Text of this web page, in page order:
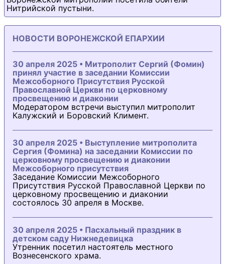
Нитрийской пустыни.
НОВОСТИ ВОРОНЕЖСКОЙ ЕПАРХИИ
30 апреля 2025 • Митрополит Сергий (Фомин)
принял участие в заседании Комиссии
Межсоборного Присутствия Русской
Православной Церкви по церковному
просвещению и диаконии
Модератором встречи выступил митрополит
Калужский и Боровский Климент.
30 апреля 2025 • Выступление митрополита
Сергия (Фомина) на заседании Комиссии по
церковному просвещению и диаконии
Межсоборного присутствия
Заседание Комиссии Межсоборного
Присутствия Русской Православной Церкви по
церковному просвещению и диаконии
состоялось 30 апреля в Москве.
30 апреля 2025 • Пасхальный праздник в
детском саду Нижнедевицка
Утренник посетил настоятель местного
Вознесенского храма.